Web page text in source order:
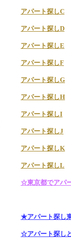
アパート探しC
アパート探しD
アパート探しE
アパート探しF
アパート探しG
アパート探しH
アパート探しI
アパート探しJ
アパート探しK
アパート探しL
☆東京都でアパ
★アパート探し
☆アパート探し